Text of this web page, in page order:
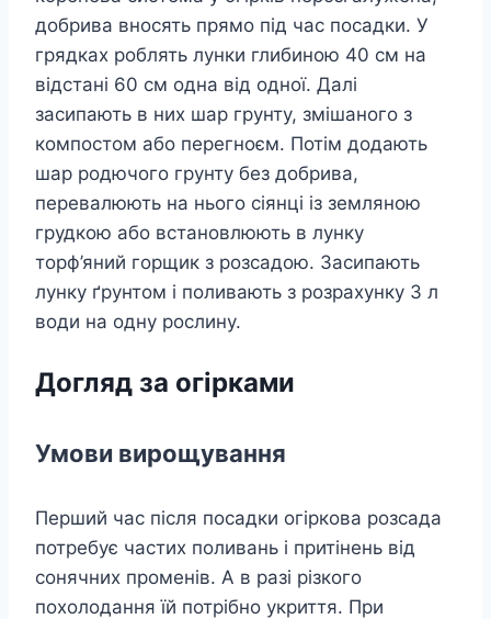
добрива вносять прямо під час посадки. У
грядках роблять лунки глибиною 40 см на
відстані 60 см одна від одної. Далі
засипають в них шар грунту, змішаного з
компостом або перегноєм. Потім додають
шар родючого грунту без добрива,
перевалюють на нього сіянці із земляною
грудкою або встановлюють в лунку
торф’яний горщик з розсадою. Засипають
лунку ґрунтом і поливають з розрахунку 3 л
води на одну рослину.
Догляд за огірками
Умови вирощування
Перший час після посадки огіркова розсада
потребує частих поливань і притінень від
сонячних променів. А в разі різкого
похолодання їй потрібно укриття. При